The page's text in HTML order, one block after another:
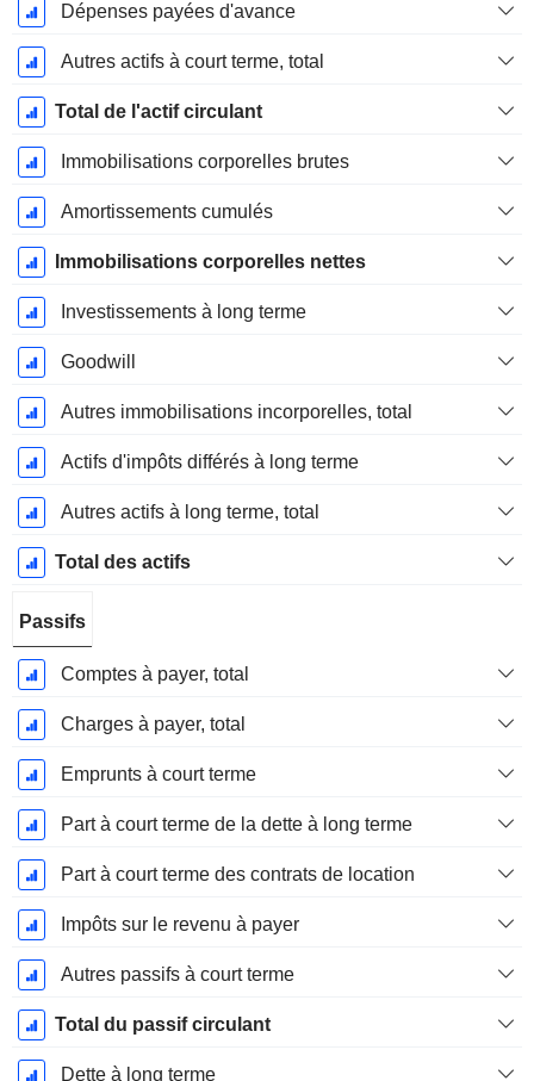
Dépenses payées d'avance
Autres actifs à court terme, total
Total de l'actif circulant
Immobilisations corporelles brutes
Amortissements cumulés
Immobilisations corporelles nettes
Investissements à long terme
Goodwill
Autres immobilisations incorporelles, total
Actifs d'impôts différés à long terme
Autres actifs à long terme, total
Total des actifs
Passifs
Comptes à payer, total
Charges à payer, total
Emprunts à court terme
Part à court terme de la dette à long terme
Part à court terme des contrats de location
Impôts sur le revenu à payer
Autres passifs à court terme
Total du passif circulant
Dette à long terme